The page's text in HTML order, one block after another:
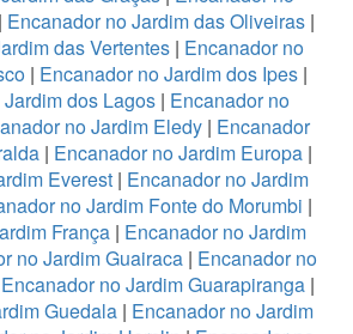
Encanador no Jardim das Oliveiras|
das Vertentes| Encanador no
| Encanador no Jardim dos Ipes|
dos Lagos | Encanador no
no Jardim Eledy| Encanador
| Encanador no Jardim Europa|
Everest | Encanador no Jardim
no Jardim Fonte do Morumbi |
França| Encanador no Jardim
no Jardim Guairaca | Encanador no
Encanador no Jardim Guarapiranga|
Guedala| Encanador no Jardim